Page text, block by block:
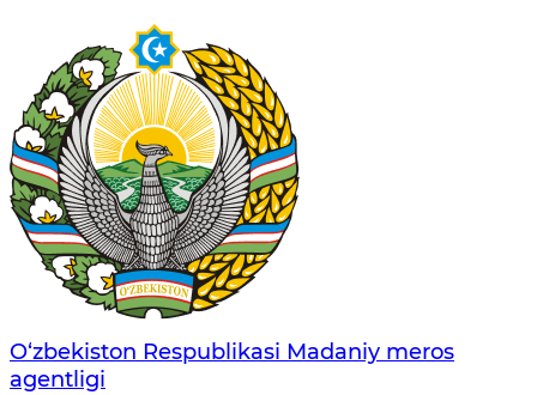
O‘zbekiston Respublikasi Madaniy meros
agentligi